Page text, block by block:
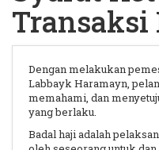
Transaksi
Dengan melakukan
Labbayk Haramayn,
memahami, dan
yang berlaku.
Badal haji adalah